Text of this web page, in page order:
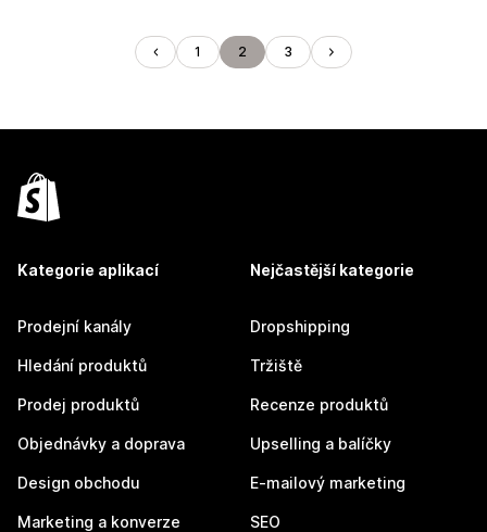
1 2 3
Kategorie aplikací
Prodejní kanály
Hledání produktů
Prodej produktů
Objednávky a doprava
Design obchodu
Marketing a konverze
Nejčastější kategorie
Dropshipping
Tržiště
Recenze produktů
Upselling a balíčky
E-mailový marketing
SEO